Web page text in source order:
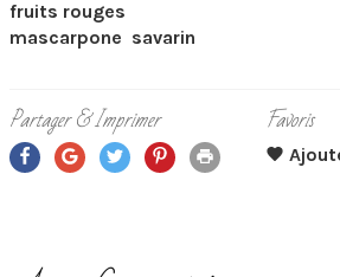
fruits rouges
mascarpone savarin
Partager & Imprimer Favoris